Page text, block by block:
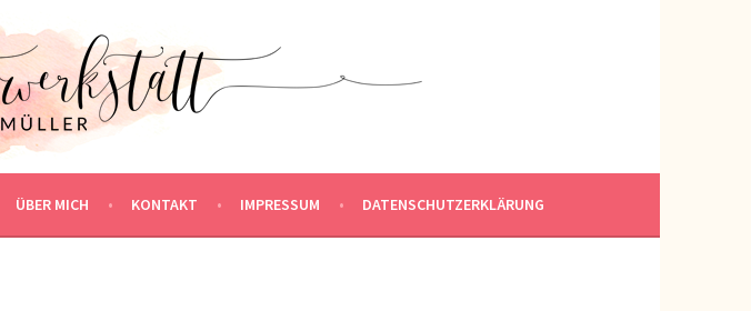
ÜBER MICH KONTAKT IMPRESSUM DATENSCHUTZERKLÄRUNG